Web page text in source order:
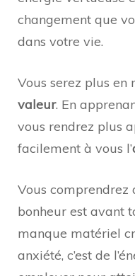
changement que
dans votre vie.
Vous serez plus en
valeur. En
vous rendrez plus
facilement à vous l’
Vous comprendrez
bonheur est avant
manque matériel
anxiété, c’est de